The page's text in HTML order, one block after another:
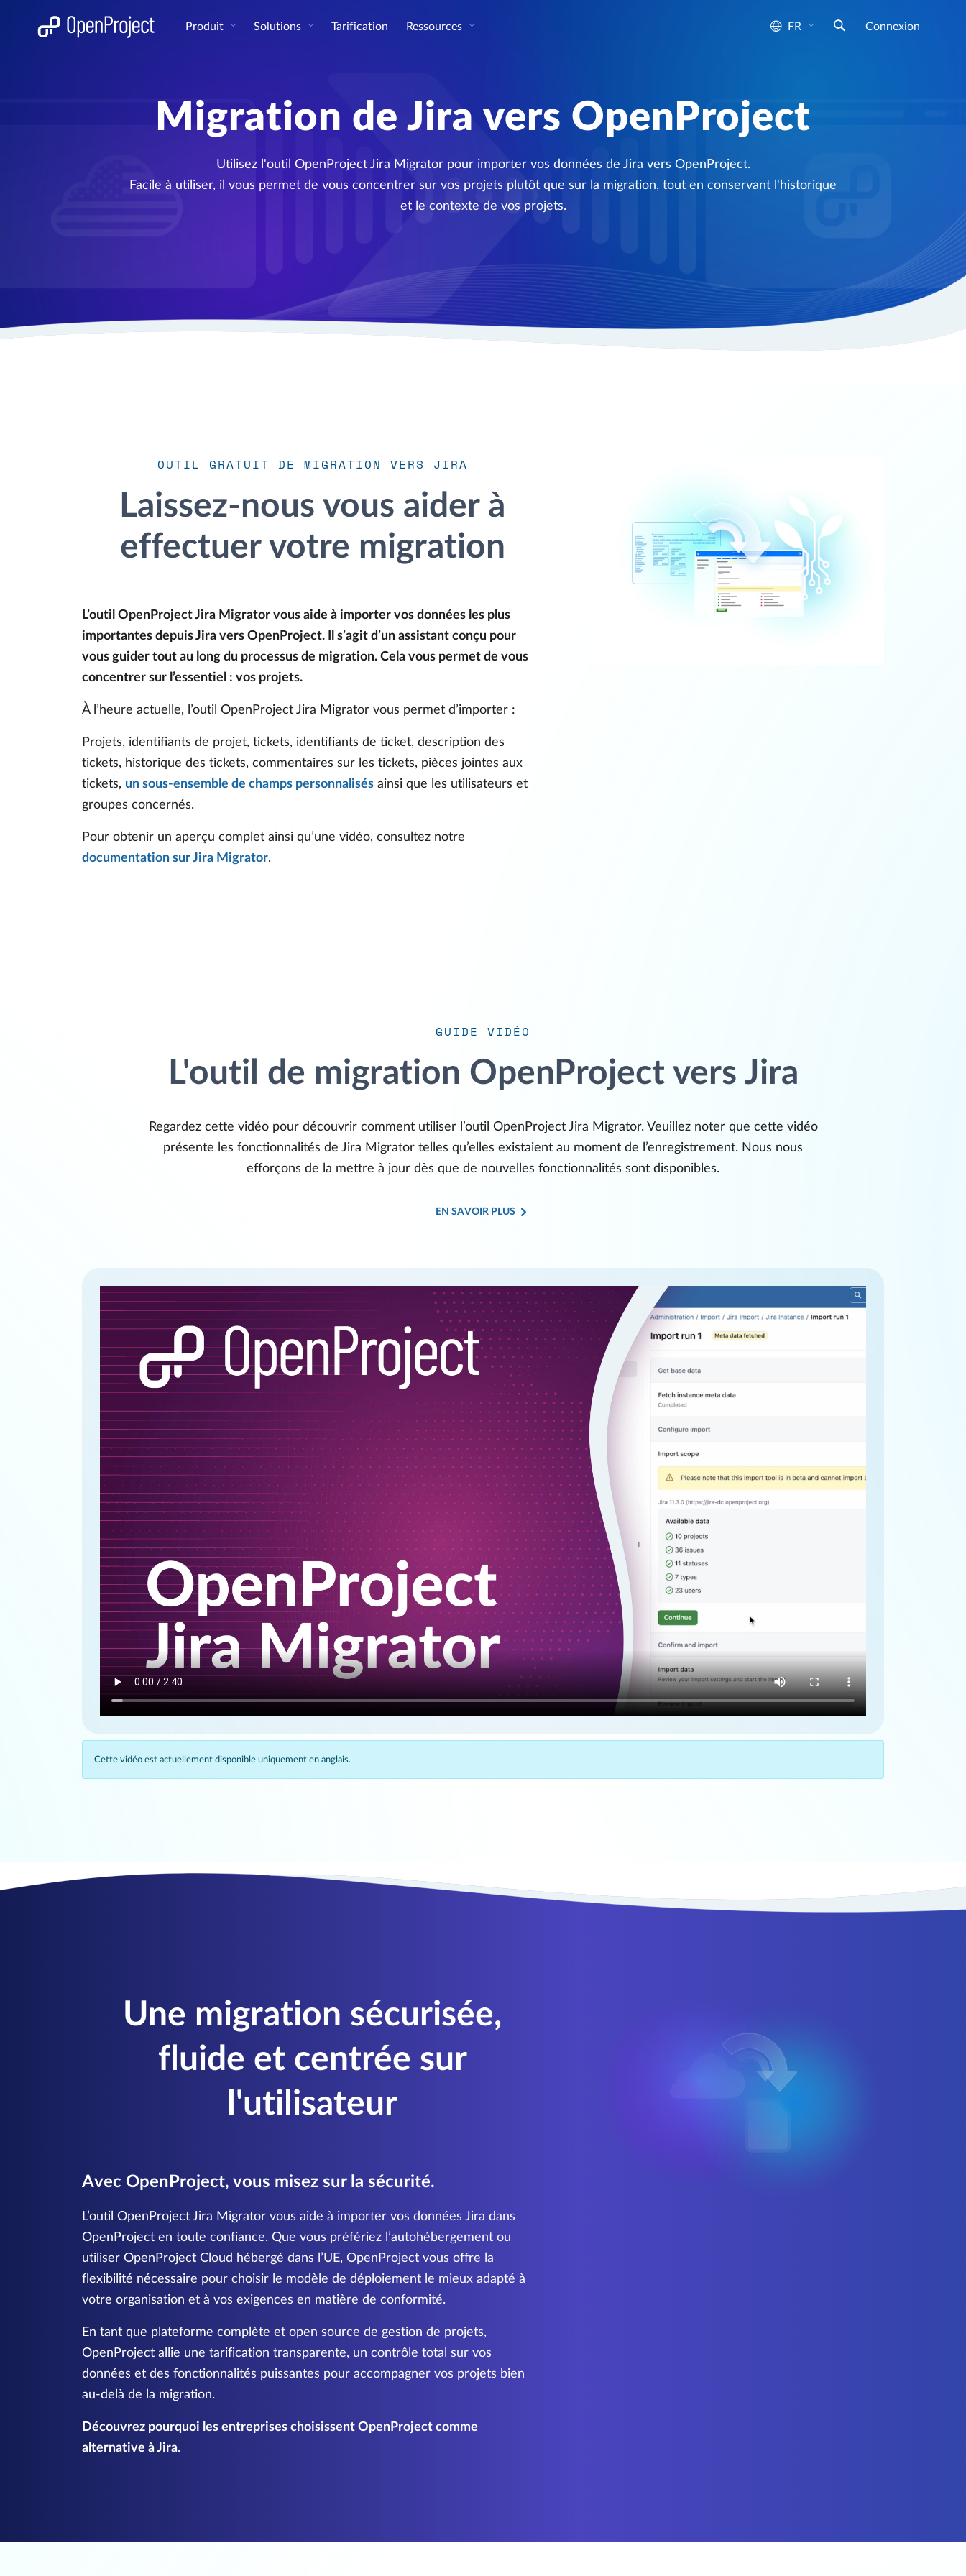
Produit Solutions Tarification Ressources FR Connexion
Migration de Jira vers OpenProject
Utilisez l'outil OpenProject Jira Migrator pour importer vos données de Jira vers OpenProject.
Facile à utiliser, il vous permet de vous concentrer sur vos projets plutôt que sur la migration, tout en conservant l'historique
et le contexte de vos projets.
OUTIL GRATUIT DE MIGRATION VERS JIRA
Laissez-nous vous aider à
effectuer votre migration
L’outil OpenProject Jira Migrator vous aide à importer vos données les plus
importantes depuis Jira vers OpenProject. Il s’agit d’un assistant conçu pour
vous guider tout au long du processus de migration. Cela vous permet de vous
concentrer sur l’essentiel : vos projets.
À l’heure actuelle, l’outil OpenProject Jira Migrator vous permet d’importer :
Projets, identifiants de projet, tickets, identifiants de ticket, description des
tickets, historique des tickets, commentaires sur les tickets, pièces jointes aux
tickets, un sous-ensemble de champs personnalisés ainsi que les utilisateurs et
groupes concernés.
Pour obtenir un aperçu complet ainsi qu’une vidéo, consultez notre
documentation sur Jira Migrator.
GUIDE VIDÉO
L'outil de migration OpenProject vers Jira
Regardez cette vidéo pour découvrir comment utiliser l’outil OpenProject Jira Migrator. Veuillez noter que cette vidéo
présente les fonctionnalités de Jira Migrator telles qu’elles existaient au moment de l’enregistrement. Nous nous
efforçons de la mettre à jour dès que de nouvelles fonctionnalités sont disponibles.
EN SAVOIR PLUS
Cette vidéo est actuellement disponible uniquement en anglais.
Une migration sécurisée,
fluide et centrée sur
l'utilisateur
Avec OpenProject, vous misez sur la sécurité.
L’outil OpenProject Jira Migrator vous aide à importer vos données Jira dans
OpenProject en toute confiance. Que vous préfériez l’autohébergement ou
utiliser OpenProject Cloud hébergé dans l’UE, OpenProject vous offre la
flexibilité nécessaire pour choisir le modèle de déploiement le mieux adapté à
votre organisation et à vos exigences en matière de conformité.
En tant que plateforme complète et open source de gestion de projets,
OpenProject allie une tarification transparente, un contrôle total sur vos
données et des fonctionnalités puissantes pour accompagner vos projets bien
au-delà de la migration.
Découvrez pourquoi les entreprises choisissent OpenProject comme
alternative à Jira.